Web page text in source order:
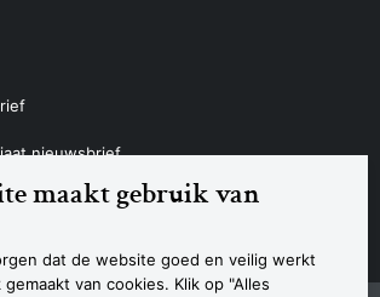
maakt gebruik van
dat de website goed en veilig werkt
van cookies. Klik op "Alles
nieuwsbrief